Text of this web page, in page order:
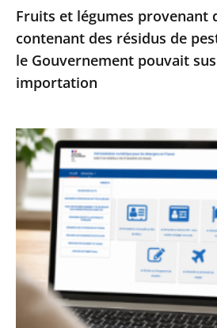
de
pesticides
interdits
:
Gouvernement
pouvait
suspendre
leur
importation
Fruits et légumes provenant
contenant des résidus de
le Gouvernement pouvait
importation
Services
publics
le
Conseil
d’État
enjoint
l’État